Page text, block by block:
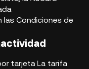
las Condiciones de
tarjeta La tarifa